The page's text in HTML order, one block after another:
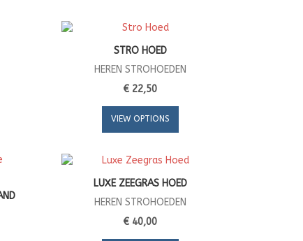
STRO HOED
HEREN STROHOEDEN
€ 22,50
VIEW OPTIONS
LUXE ZEEGRAS HOED
HEREN STROHOEDEN
€ 40,00